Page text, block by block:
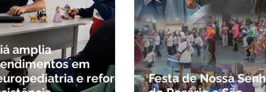
amplia
em
e reforça
Festa de Nossa